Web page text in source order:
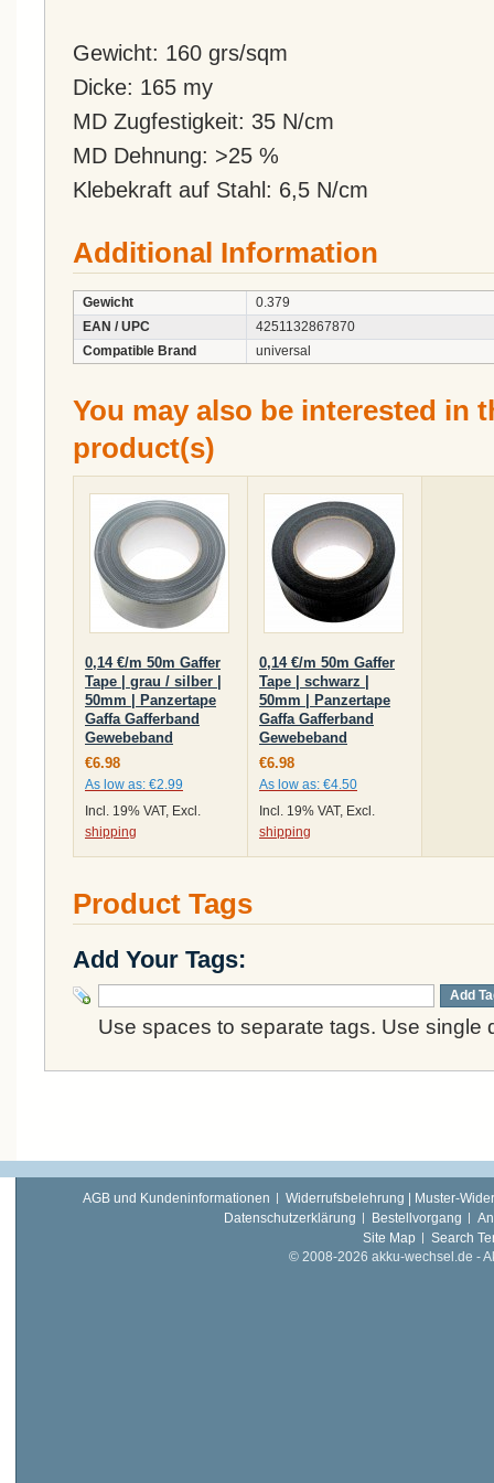
Gewicht: 160 grs/sqm
Dicke: 165 my
MD Zugfestigkeit: 35 N/cm
MD Dehnung: >25 %
Klebekraft auf Stahl: 6,5 N/cm
Additional Information
Gewicht
0.379
EAN / UPC
4251132867870
Compatible Brand
universal
You may also be interested in
product(s)
0,14 €/m 50m Gaffer
Tape | grau / silber |
50mm | Panzertape
Gaffa Gafferband
Gewebeband
€6.98
As low as: €2.99
Incl. 19% VAT, Excl.
shipping
0,14 €/m 50m Gaffer
Tape | schwarz |
50mm | Panzertape
Gaffa Gafferband
Gewebeband
€6.98
As low as: €4.50
Incl. 19% VAT, Excl.
shipping
Product Tags
Add Your Tags:
Add
Use spaces to separate tags. Use single
AGB und Kundeninformationen
Widerrufsbelehrung | Muster-
Datenschutzerklärung
Bestellvorgang
Site Map
Search
© 2008-2026 akku-wechsel.de -